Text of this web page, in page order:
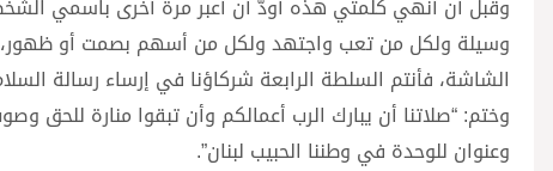
وسيلة ولكل من تعب واجتهد ولكل من أسهم بصمت أو ظهور،
الشاشة، فأنتم السلطة الرابعة شركاؤنا في إرساء رسالة
وختم: “صلاتنا أن يبارك الرب أعمالكم وأن تبقوا منارة للحق
وعنوان للوحدة في وطننا الحبيب لبنان”.